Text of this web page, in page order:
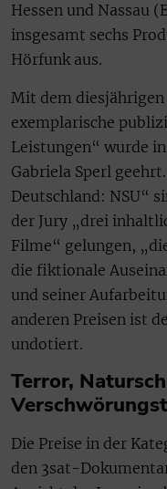
Hessen und Nassau
insgesamt sechs
Hörfunk aus.
Mit dem
exemplarische
Leistungen“ wurde
Gabriela Sperl
Deutschland: NSU“
der Jury „drei
Filme“ gelungen,
die fiktionale
und seiner
anderen Preisen ist
undotiert.
Terror,
Die Preise in der
den 3sat-